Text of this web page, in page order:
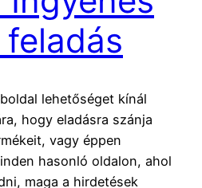
lehetőséget kínál
hogy eladásra szánja
vagy éppen
hasonló oldalon, ahol
maga a hirdetések